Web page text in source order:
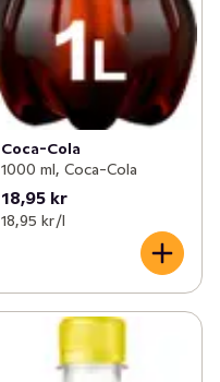
Coca-Cola
1000 ml, Coca-Cola
18,95 kr
18,95 kr /l